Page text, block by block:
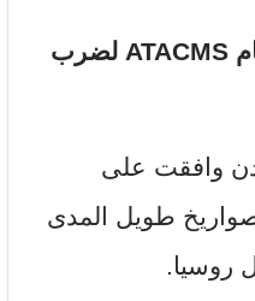
بايدن يسمح باستخدام نظام ATACMS لضرب
وافقت على
طويل المدى